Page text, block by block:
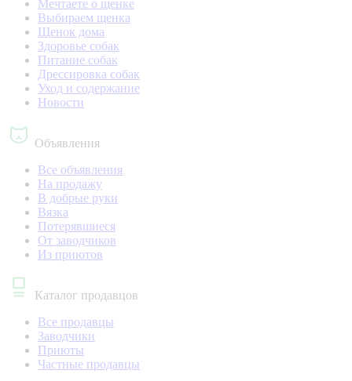
Мечтаете о щенке
Выбираем щенка
Щенок дома
Здоровье собак
Питание собак
Дрессировка собак
Уход и содержание
Новости
Объявления
Все объявления
На продажу
В добрые руки
Вязка
Потерявшиеся
От заводчиков
Из приютов
Каталог продавцов
Все продавцы
Заводчики
Приюты
Частные продавцы